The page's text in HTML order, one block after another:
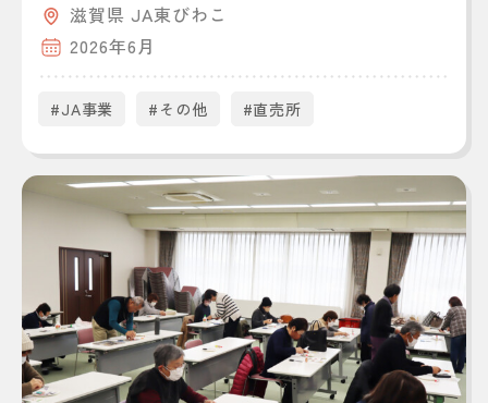
滋賀県 JA東びわこ
2026年6月
#JA事業 #その他 #直売所